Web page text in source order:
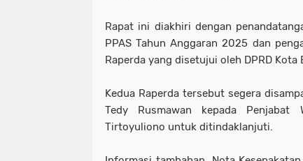
Rapat ini diakhiri dengan
PPAS Tahun Anggaran 2025 dan
Raperda yang disetujui oleh DPRD Kota
Kedua Raperda tersebut segera
Tedy Rusmawan kepada Penjabat
Tirtoyuliono untuk ditindaklanjuti.